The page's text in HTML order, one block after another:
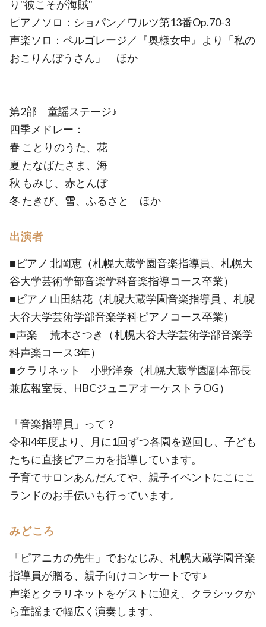
り"彼こそが海賊"
ピアノソロ：ショパン／ワルツ第13番Op.70-3
声楽ソロ：ペルゴレージ／『奥様女中』より「私の
おこりんぼうさん」 ほか
第2部 童謡ステージ♪
四季メドレー：
春 ことりのうた、花
夏 たなばたさま、海
秋 もみじ、赤とんぼ
冬 たきび、雪、ふるさと ほか
出演者
■ピアノ 北岡恵（札幌大蔵学園音楽指導員、札幌大
谷大学芸術学部音楽学科音楽指導コース卒業）
■ピアノ 山田結花（札幌大蔵学園音楽指導員 、札幌
大谷大学芸術学部音楽学科ピアノコース卒業）
■声楽 荒木さつき（札幌大谷大学芸術学部音楽学
科声楽コース3年）
■クラリネット 小野洋奈（札幌大蔵学園副本部長
兼広報室長、HBCジュニアオーケストラOG）
「音楽指導員」って？
令和4年度より、月に1回ずつ各園を巡回し、子ども
たちに直接ピアニカを指導しています。
子育てサロンあんだんてや、親子イベントにこにこ
ランドのお手伝いも行っています。
みどころ
「ピアニカの先生」でおなじみ、札幌大蔵学園音楽
指導員が贈る、親子向けコンサートです♪
声楽とクラリネットをゲストに迎え、クラシックか
ら童謡まで幅広く演奏します。